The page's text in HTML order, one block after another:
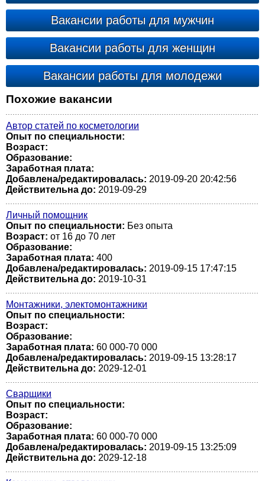
Вакансии работы для мужчин
Вакансии работы для женщин
Вакансии работы для молодежи
Похожие вакансии
Автор статей по косметологии
Опыт по специальности:
Возраст:
Образование:
Заработная плата:
Добавлена/редактировалась: 2019-09-20 20:42:56
Действительна до: 2019-09-29
Личный помощник
Опыт по специальности: Без опыта
Возраст: от 16 до 70 лет
Образование:
Заработная плата: 400
Добавлена/редактировалась: 2019-09-15 17:47:15
Действительна до: 2019-10-31
Монтажники, электомонтажники
Опыт по специальности:
Возраст:
Образование:
Заработная плата: 60 000-70 000
Добавлена/редактировалась: 2019-09-15 13:28:17
Действительна до: 2029-12-01
Сварщики
Опыт по специальности:
Возраст:
Образование:
Заработная плата: 60 000-70 000
Добавлена/редактировалась: 2019-09-15 13:25:09
Действительна до: 2029-12-18